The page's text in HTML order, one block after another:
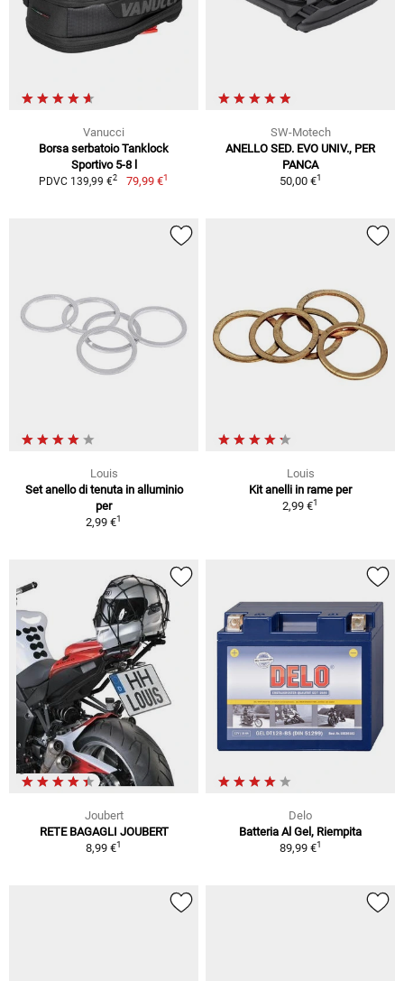
Vanucci
Borsa serbatoio Tanklock
Sportivo 5-8 l
PDVC 139,99 €2 79,99 €1
SW-Motech
ANELLO SED. EVO UNIV., PER
PANCA
50,00 €1
Louis
Set anello di tenuta in alluminio
per
2,99 €1
Louis
Kit anelli in rame per
2,99 €1
Joubert
RETE BAGAGLI JOUBERT
8,99 €1
Delo
Batteria Al Gel, Riempita
89,99 €1